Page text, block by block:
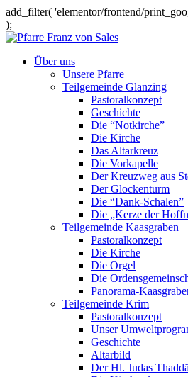
add_filter( 'elementor/frontend/
);
Über uns
Unsere Pfarre
Teilgemeinde Glanzing
Pastoralkonzept
Geschichte
Die “Notkirche”
Die Kirche
Das Altarkreuz
Die Vorkapelle
Der Kreuzweg aus
Der Glockenturm
Die “Dank-Schalen”
Die „Kerze der
Teilgemeinde Kaasgraben
Pastoralkonzept
Die Kirche
Die Orgel
Die
Panorama-
Teilgemeinde Krim
Pastoralkonzept
Unser
Geschichte
Altarbild
Der Hl. Judas